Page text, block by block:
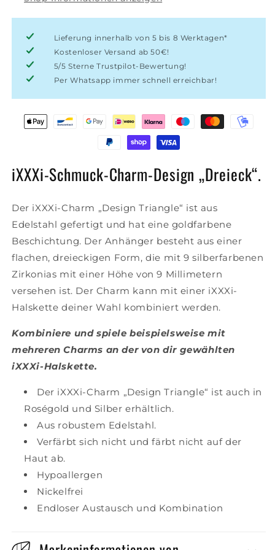
Lieferung innerhalb von 5 bis 8 Werktagen*
Kostenloser Versand ab 50€!
5/5 Sterne Trustpilot-Bewertung!
Per Whatsapp immer schnell erreichbar!
iXXXi-Schmuck-Charm-Design „Dreieck“.
Der iXXXi-Charm „Design Triangle“ ist aus
Edelstahl gefertigt und hat eine goldfarbene
Beschichtung. Der Anhänger besteht aus einer
flachen, dreieckigen Form, die mit 9 silberfarbenen
Zirkonias mit einer Höhe von 9 Millimetern
versehen ist. Der Charm kann mit einer iXXXi-
Halskette deiner Wahl kombiniert werden.
Kombiniere und spiele beispielsweise mit
mehreren Charms an der von dir gewählten
iXXXi-Halskette.
Der iXXXi-Charm „Design Triangle“ ist auch in
Roségold und Silber erhältlich.
Aus robustem Edelstahl.
Verfärbt sich nicht und färbt nicht auf der
Haut ab.
Hypoallergen
Nickelfrei
Endloser Austausch und Kombination